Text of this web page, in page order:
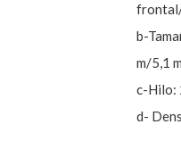
b-
m/5,1 m
c-
d-